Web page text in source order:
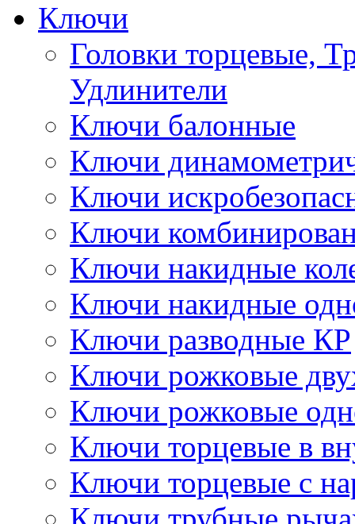
Ключи
Головки торцевые,
Удлинители
Ключи балонные
Ключи
Ключи
Ключи
Ключи накидные
Ключи накидные
Ключи разводные КР
Ключи рожковые
Ключи рожковые
Ключи торцевые в
Ключи торцевые с